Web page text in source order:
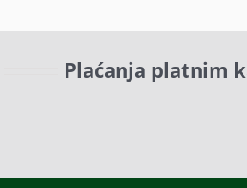
Plaćanja platnim